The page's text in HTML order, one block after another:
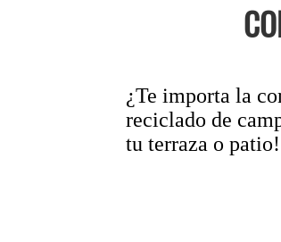
¿Te importa la
reciclado de
tu terraza o